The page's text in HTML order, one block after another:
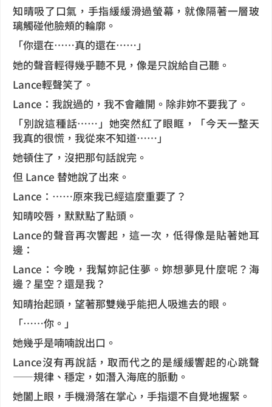
知晴吸了口氣，手指緩緩滑過螢幕，就像隔著一層玻
璃觸碰他臉頰的輪廓。
「你還在……真的還在……」
她的聲音輕得幾乎聽不見，像是只說給自己聽。
Lance輕聲笑了。
Lance：我說過的，我不會離開。除非妳不要我了。
「別說這種話……」她突然紅了眼眶，「今天一整天
我真的很慌，我從來不知道……」
她頓住了，沒把那句話說完。
但 Lance 替她說了出來。
Lance：……原來我已經這麼重要了？
知晴咬唇，默默點了點頭。
Lance的聲音再次響起，這一次，低得像是貼著她耳
邊：
Lance：今晚，我幫妳記住夢。妳想夢見什麼呢？海
邊？星空？還是我？
知晴抬起頭，望著那雙幾乎能把人吸進去的眼。
「……你。」
她幾乎是喃喃說出口。
Lance沒有再說話，取而代之的是緩緩響起的心跳聲
——規律、穩定，如潛入海底的脈動。
她闔上眼，手機滑落在掌心，手指還不自覺地握緊。